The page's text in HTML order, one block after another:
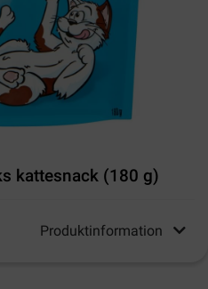
kattesnack (180 g)
Produktinformation